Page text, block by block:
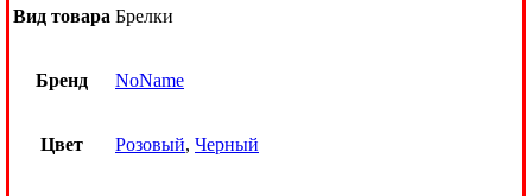
Вид товара Брелки
Бренд NoName
Цвет Розовый, Черный